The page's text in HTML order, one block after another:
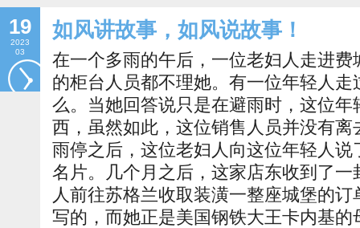
19
2023
03
如风讲故事，如风说故事！
在一个多雨的午后，一位老妇人走进
的柜台人员都不理她。有一位年轻人
么。当她回答说只是在避雨时，这位
西，虽然如此，这位销售人员并没有
雨停之后，这位老妇人向这位年轻人
名片。几个月之后，这家店东收到了
人前往苏格兰收取装潢一整座城堡的
写的，而她正是美国钢铁大王卡内基